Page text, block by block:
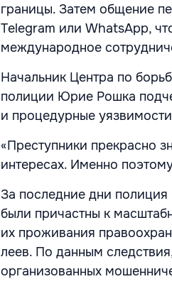
границы. Затем общение
Telegram или WhatsApp,
международное
Начальник Центра по
полиции Юрие Рошка
и процедурные
«Преступники прекрасно
интересах. Именно
За последние дни
были причастны к
их проживания
леев. По данным
организованных